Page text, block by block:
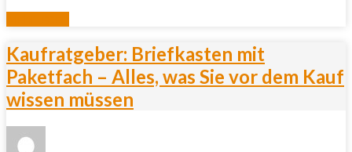
Kaufratgeber: Briefkasten mit
Paketfach – Alles, was Sie vor dem Kauf
wissen müssen